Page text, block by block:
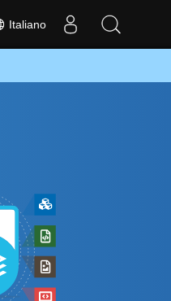
Italiano